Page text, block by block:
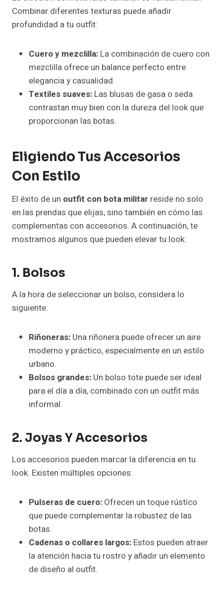
Combinar diferentes texturas puede añadir
profundidad a tu outfit:
Cuero y mezclilla: La combinación de cuero con
mezclilla ofrece un balance perfecto entre
elegancia y casualidad.
Textiles suaves: Las blusas de gasa o seda
contrastan muy bien con la dureza del look que
proporcionan las botas.
Eligiendo Tus Accesorios
Con Estilo
El éxito de un outfit con bota militar reside no solo
en las prendas que elijas, sino también en cómo las
complementas con accesorios. A continuación, te
mostramos algunos que pueden elevar tu look:
1. Bolsos
A la hora de seleccionar un bolso, considera lo
siguiente:
Riñoneras: Una riñonera puede ofrecer un aire
moderno y práctico, especialmente en un estilo
urbano.
Bolsos grandes: Un bolso tote puede ser ideal
para el día a día, combinado con un outfit más
informal.
2. Joyas Y Accesorios
Los accesorios pueden marcar la diferencia en tu
look. Existen múltiples opciones:
Pulseras de cuero: Ofrecen un toque rústico
que puede complementar la robustez de las
botas.
Cadenas o collares largos: Estos pueden atraer
la atención hacia tu rostro y añadir un elemento
de diseño al outfit.